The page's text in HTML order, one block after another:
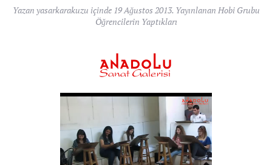
Yazan yasarkarakuzu içinde 19 Ağustos 2013. Yayınlanan Hobi Grubu
Öğrencilerin Yaptıkları